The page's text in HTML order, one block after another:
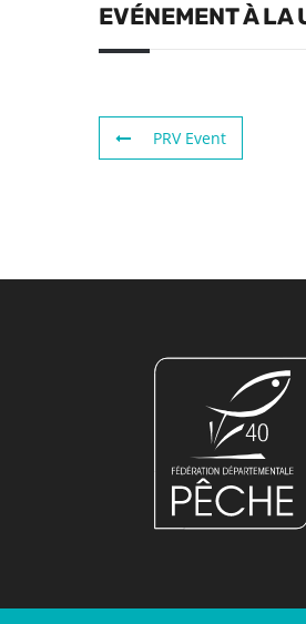
EVÉNEMENT À LA
PRV Event